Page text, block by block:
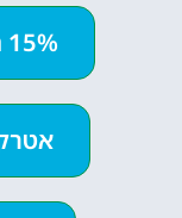
15% הנחה ב-Booking.com